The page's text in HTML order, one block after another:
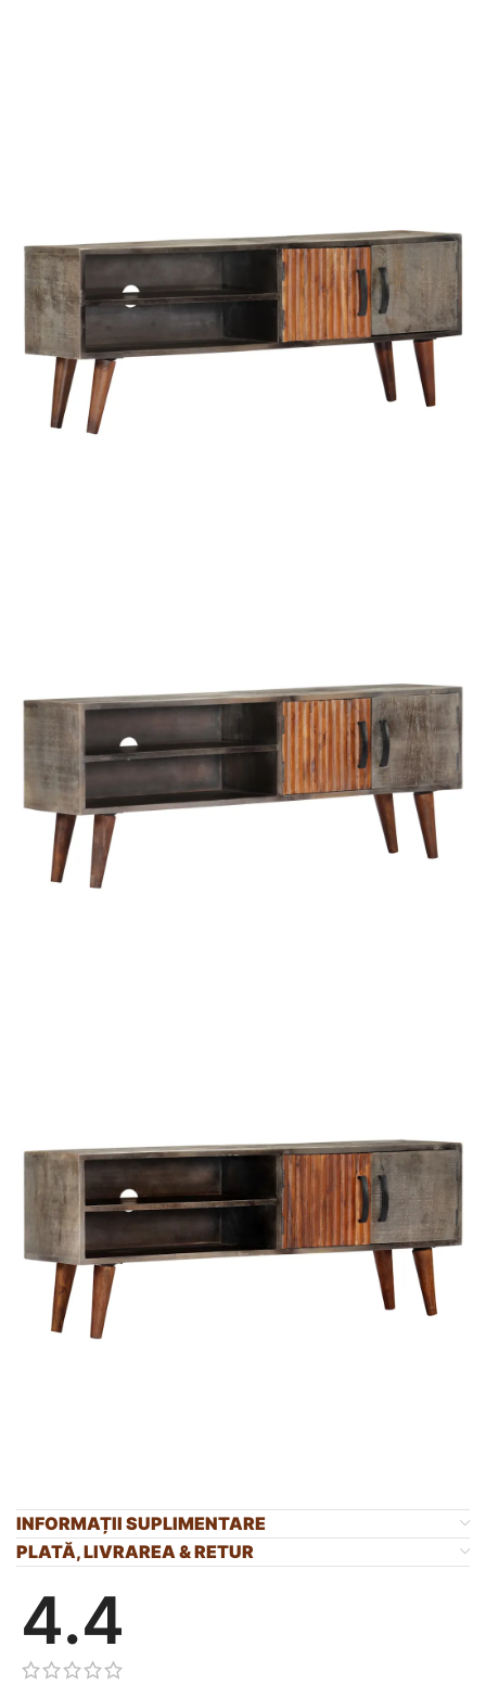
INFORMAȚII SUPLIMENTARE
PLATĂ, LIVRAREA & RETUR
4.4